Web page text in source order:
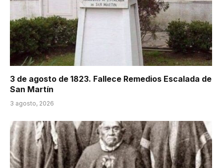
3 de agosto de 1823. Fallece Remedios Escalada de
San Martín
3 agosto, 2026